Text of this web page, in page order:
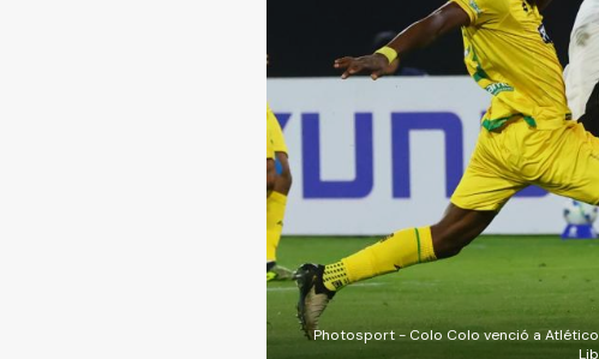
Photosport - Colo Colo venció a